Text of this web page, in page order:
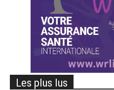
Les plus lus